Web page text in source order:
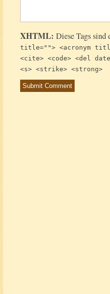
XHTML: Diese Tags
title=""> <acronym
<cite> <code> <del
<s> <strike> <strong>